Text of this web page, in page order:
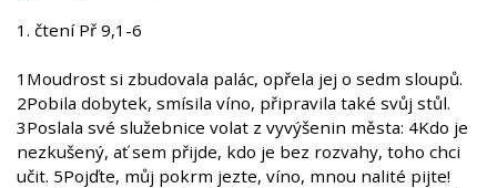
1. čtení Př 9,1-6
1Moudrost si zbudovala palác, opřela jej o sedm sloupů.
2Pobila dobytek, smísila víno, připravila také svůj stůl.
3Poslala své služebnice volat z vyvýšenin města: 4Kdo je
nezkušený, ať sem přijde, kdo je bez rozvahy, toho chci
učit. 5Pojďte, můj pokrm jezte, víno, mnou nalité pijte!